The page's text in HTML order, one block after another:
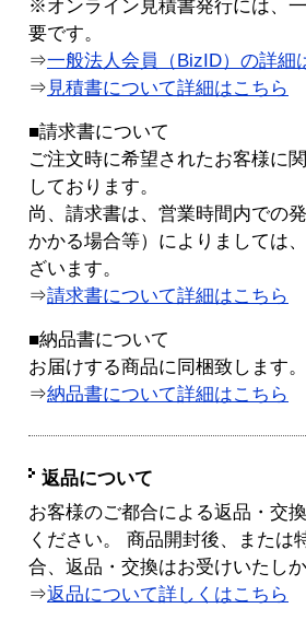
※オンライン見積書発行には、
要です。
⇒一般法人会員（BizID）の詳細
⇒ 見積書について詳細はこちら
■請求書について
ご注文時に希望されたお客様に
しております。
尚、請求書は、営業時間内での
かかる場合等）によりましては
ざいます。
⇒請求書について詳細はこちら
■納品書について
お届けする商品に同梱致します。
⇒納品書について詳細はこちら
返品について
お客様のご都合による返品・交
ください。 商品開封後、または
合、返品・交換はお受けいたし
⇒返品について詳しくはこちら